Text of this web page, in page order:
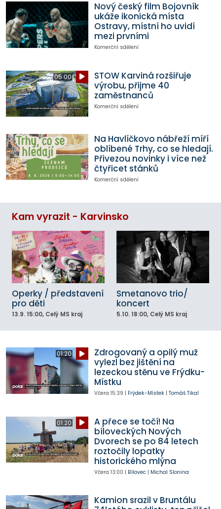
Nový český film Bojovník
ukáže ikonická místa
Ostravy, místní ho uvidí
mezi prvními
Komerční sdělení
05:00
STOW Karviná rozšiřuje
výrobu, přijme 40
zaměstnanců
Komerční sdělení
Na Havlíčkovo nábřeží míří
oblíbené Trhy, co se hledají.
Přivezou novinky i více než
čtyřicet stánků
Komerční sdělení
Kam vyrazit - Karvinsko
Operky / představení
pro děti
13.9. 15:00, Celý MS kraj
Smetanovo trio/
koncert
5.10. 18:00, Celý MS kraj
01:20
Zdrogovaný a opilý muž
vylezl bez jištění na
lezeckou stěnu ve Frýdku-
Místku
Včera 15:39 | Frýdek-Místek| Tomáš Tikal
01:20
A přece se točí! Na
bíloveckých Nových
Dvorech se po 84 letech
roztočily lopatky
historického mlýna
Včera 13:00 | Bílovec| Michal Slonina
Kamion srazil v Bruntálu